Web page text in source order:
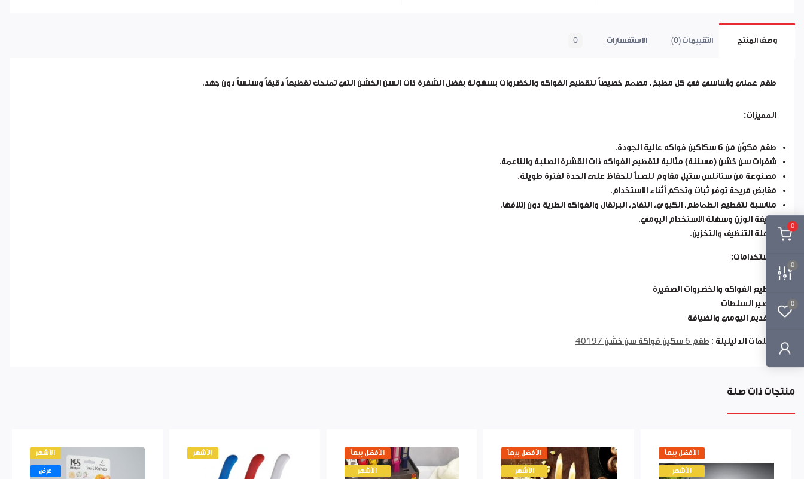
0
0
0
وصف المنتج التقييمات (0) الاستفسارات 0
طقم عملي وأساسي في كل مطبخ، مصمم خصيصاً لتقطيع الفواكه والخضروات بسهولة بفضل الشفرة ذات السن الخشن التي تمنحك تقطيعاً دقيقاً وسلساً دون جهد.
المميزات:
طقم مكوّن من 6 سكاكين فواكه
عالية الجودة.
شفرات سن خشن (مسننة) مثالية لتقطيع الفواكه ذات القشرة الصلبة والناعمة.
مصنوعة من ستانلس ستيل مقاوم للصدأ للحفاظ على الحدة لفترة طويلة.
مقابض مريحة توفر ثبات وتحكم أثناء الاستخدام.
مناسبة لتقطيع الطماطم، الكيوي، التفاح، البرتقال والفواكه الطرية دون إتلافها.
خفيفة الوزن وسهلة الاستخدام اليومي.
سهلة التنظيف والتخزين.
الاستخدامات:
تقطيع الفواكه والخضروات الصغيرة
تحضير السلطات
التقديم اليومي والضيافة
الكلمات الدليليلة : طقم 6 سكين فواكة سن خشن 40197
منتجات ذات صلة
الأفضل بيعاً
الأشهر
الأفضل بيعاً
الأشهر
الأفضل بيعاً
الأشهر
الأشهر الأشهر
عرض